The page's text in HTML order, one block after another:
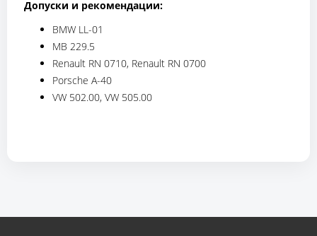
Допуски и рекомендации:
BMW LL-01
MB 229.5
Renault RN 0710, Renault RN 0700
Porsche A-40
VW 502.00, VW 505.00